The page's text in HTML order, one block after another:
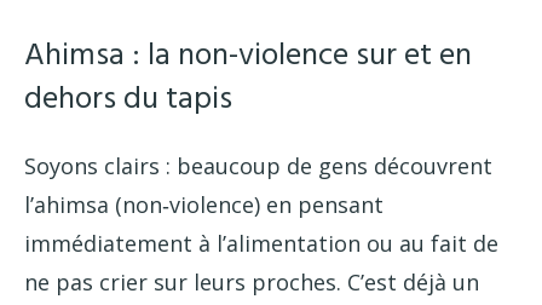
Ahimsa : la non-violence sur et en
dehors du tapis
Soyons clairs : beaucoup de gens découvrent
l’ahimsa (non‑violence) en pensant
immédiatement à l’alimentation ou au fait de
ne pas crier sur leurs proches. C’est déjà un